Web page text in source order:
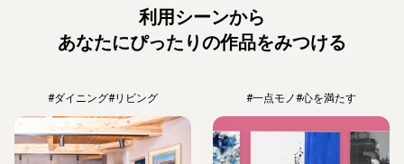
利用シーンから
あなたにぴったりの作品をみつける
#ダイニング#リビング #一点モノ#心を満たす